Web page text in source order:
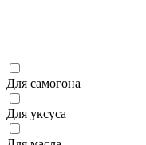
Для самогона
Для уксуса